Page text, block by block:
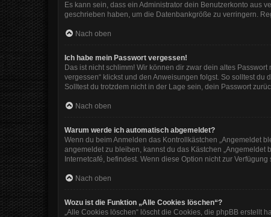
Es kann sein, dass ein Administrator dein Benutzerkonto aus
geschrieben haben, um die Datenbankgröße zu verringern.
Nach oben
Ich habe mein Passwort vergessen!
Das ist nicht schlimm! Wir können dir zwar dein altes
vergessen“ klickst und den Anweisungen folgst. So solltest
Solltest du trotzdem nicht in der Lage sein, dein Passwort
Nach oben
Warum werde ich automatisch abgemeldet?
Wenn du beim Anmelden das Kontrollkästchen „Angemeldet
angemeldet zu bleiben, kannst du das Kästchen
Internetcafé, befindest. Wenn diese Option nicht zur
Nach oben
Wozu ist die Funktion „Alle Cookies löschen“?
„Alle Cookies löschen“ löscht die Cookies, die phpBB erstellt